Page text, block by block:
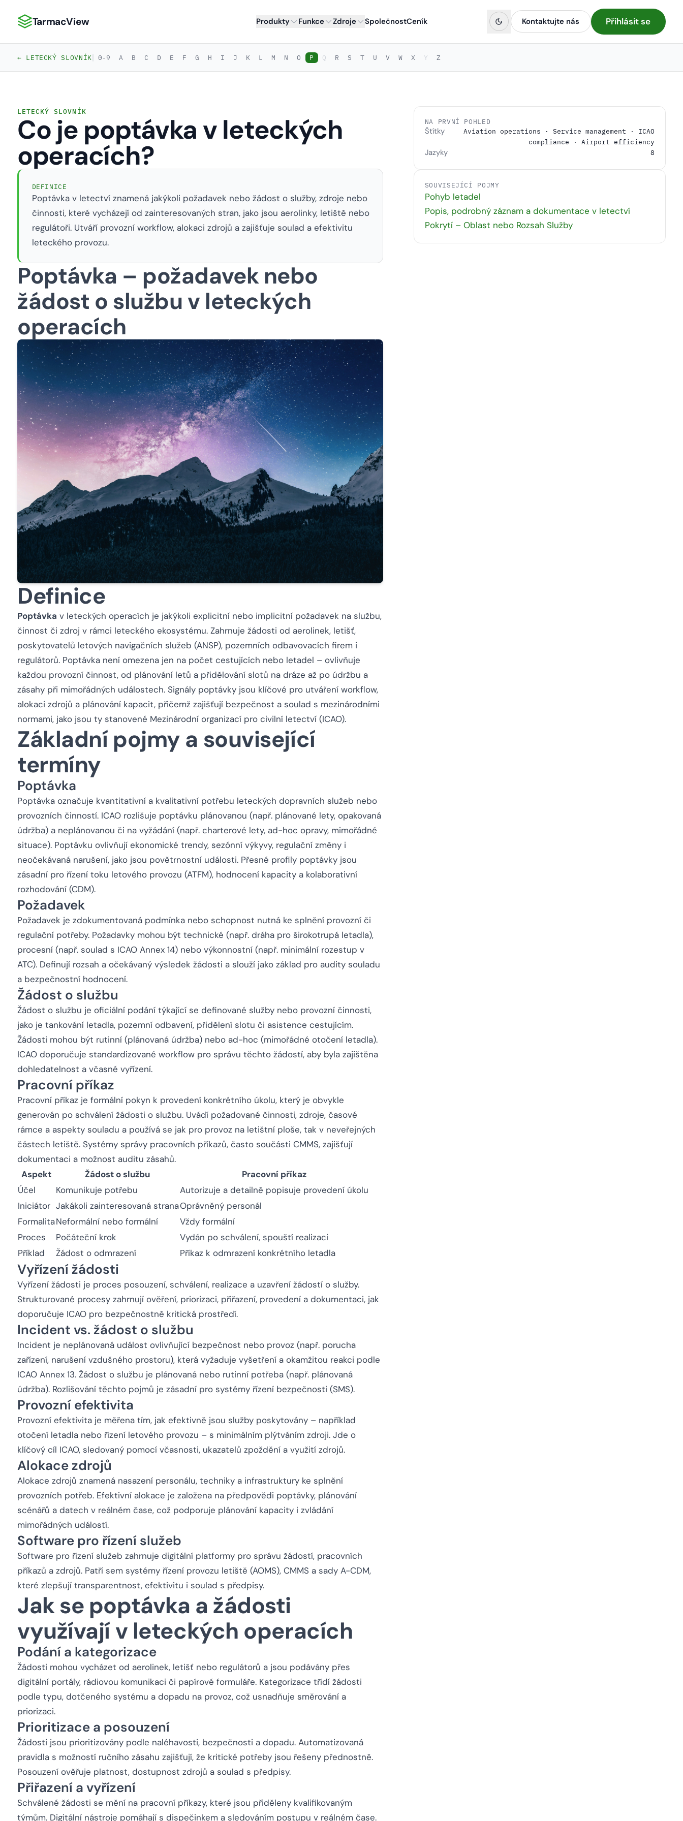
TarmacView: Precizní letecká analytika
TarmacView Produkty Funkce Zdroje SpolečnostCeník Kontaktujte nás Přihlásit se
← LETECKÝ SLOVNÍK| 0-9 A B C D E F G H I J K L M N O P Q R S T U V W X Y Z
LETECKÝ SLOVNÍK
Co je poptávka v leteckých
operacích?
DEFINICE
Poptávka v letectví znamená jakýkoli požadavek nebo žádost o služby, zdroje nebo
činnosti, které vycházejí od zainteresovaných stran, jako jsou aerolinky, letiště nebo
regulátoři. Utváří provozní workflow, alokaci zdrojů a zajišťuje soulad a efektivitu
leteckého provozu.
Poptávka – požadavek nebo
žádost o službu v leteckých
operacích
Definice
Poptávka v leteckých operacích je jakýkoli explicitní nebo implicitní požadavek na službu,
činnost či zdroj v rámci leteckého ekosystému. Zahrnuje žádosti od aerolinek, letišť,
poskytovatelů letových navigačních služeb (ANSP), pozemních odbavovacích firem i
regulátorů. Poptávka není omezena jen na počet cestujících nebo letadel – ovlivňuje
každou provozní činnost, od plánování letů a přidělování slotů na dráze až po údržbu a
zásahy při mimořádných událostech. Signály poptávky jsou klíčové pro utváření workflow,
alokaci zdrojů a plánování kapacit, přičemž zajišťují bezpečnost a soulad s mezinárodními
normami, jako jsou ty stanovené Mezinárodní organizací pro civilní letectví (ICAO).
Základní pojmy a související
termíny
Poptávka
Poptávka označuje kvantitativní a kvalitativní potřebu leteckých dopravních služeb nebo
provozních činností. ICAO rozlišuje poptávku plánovanou (např. plánované lety, opakovaná
údržba) a neplánovanou či na vyžádání (např. charterové lety, ad-hoc opravy, mimořádné
situace). Poptávku ovlivňují ekonomické trendy, sezónní výkyvy, regulační změny i
neočekávaná narušení, jako jsou povětrnostní události. Přesné profily poptávky jsou
zásadní pro řízení toku letového provozu (ATFM), hodnocení kapacity a kolaborativní
rozhodování (CDM).
Požadavek
Požadavek je zdokumentovaná podmínka nebo schopnost nutná ke splnění provozní či
regulační potřeby. Požadavky mohou být technické (např. dráha pro širokotrupá letadla),
procesní (např. soulad s ICAO Annex 14) nebo výkonnostní (např. minimální rozestup v
ATC). Definují rozsah a očekávaný výsledek žádosti a slouží jako základ pro audity souladu
a bezpečnostní hodnocení.
Žádost o službu
Žádost o službu je oficiální podání týkající se definované služby nebo provozní činnosti,
jako je tankování letadla, pozemní odbavení, přidělení slotu či asistence cestujícím.
Žádosti mohou být rutinní (plánovaná údržba) nebo ad-hoc (mimořádné otočení letadla).
ICAO doporučuje standardizované workflow pro správu těchto žádostí, aby byla zajištěna
dohledatelnost a včasné vyřízení.
Pracovní příkaz
Pracovní příkaz je formální pokyn k provedení konkrétního úkolu, který je obvykle
generován po schválení žádosti o službu. Uvádí požadované činnosti, zdroje, časové
rámce a aspekty souladu a používá se jak pro provoz na letištní ploše, tak v neveřejných
částech letiště. Systémy správy pracovních příkazů, často součásti CMMS, zajišťují
dokumentaci a možnost auditu zásahů.
Aspekt
Žádost o službu
Pracovní příkaz
Účel
Komunikuje potřebu
Autorizuje a detailně popisuje provedení úkolu
Iniciátor Jakákoli zainteresovaná stranaOprávněný personál
FormalitaNeformální nebo formální
Vždy formální
Proces
Počáteční krok
Vydán po schválení, spouští realizaci
Příklad
Žádost o odmrazení Příkaz k odmrazení konkrétního letadla
Vyřízení žádosti
Vyřízení žádosti je proces posouzení, schválení, realizace a uzavření žádostí o služby.
Strukturované procesy zahrnují ověření, priorizaci, přiřazení, provedení a dokumentaci, jak
doporučuje ICAO pro bezpečnostně kritická prostředí.
Incident vs. žádost o službu
Incident je neplánovaná událost ovlivňující bezpečnost nebo provoz (např. porucha
zařízení, narušení vzdušného prostoru), která vyžaduje vyšetření a okamžitou reakci podle
ICAO Annex 13. Žádost o službu je plánovaná nebo rutinní potřeba (např. plánovaná
údržba). Rozlišování těchto pojmů je zásadní pro systémy řízení bezpečnosti (SMS).
Provozní efektivita
Provozní efektivita je měřena tím, jak efektivně jsou služby poskytovány – například
otočení letadla nebo řízení letového provozu – s minimálním plýtváním zdroji. Jde o
klíčový cíl ICAO, sledovaný pomocí včasnosti, ukazatelů zpoždění a využití zdrojů.
Alokace zdrojů
Alokace zdrojů znamená nasazení personálu, techniky a infrastruktury ke splnění
provozních potřeb. Efektivní alokace je založena na předpovědi poptávky, plánování
scénářů a datech v reálném čase, což podporuje plánování kapacity i zvládání
mimořádných událostí.
Software pro řízení služeb
Software pro řízení služeb zahrnuje digitální platformy pro správu žádostí, pracovních
příkazů a zdrojů. Patří sem systémy řízení provozu letiště (AOMS), CMMS a sady A-CDM,
které zlepšují transparentnost, efektivitu i soulad s předpisy.
Jak se poptávka a žádosti
využívají v leteckých operacích
Podání a kategorizace
Žádosti mohou vycházet od aerolinek, letišť nebo regulátorů a jsou podávány přes
digitální portály, rádiovou komunikaci či papírové formuláře. Kategorizace třídí žádosti
podle typu, dotčeného systému a dopadu na provoz, což usnadňuje směrování a
priorizaci.
Prioritizace a posouzení
Žádosti jsou prioritizovány podle naléhavosti, bezpečnosti a dopadu. Automatizovaná
pravidla s možností ručního zásahu zajišťují, že kritické potřeby jsou řešeny přednostně.
Posouzení ověřuje platnost, dostupnost zdrojů a soulad s předpisy.
Přiřazení a vyřízení
Schválené žádosti se mění na pracovní příkazy, které jsou přiděleny kvalifikovaným
týmům. Digitální nástroje pomáhají s dispečinkem a sledováním postupu v reálném čase.
NA PRVNÍ POHLED
Štítky
Aviation operations · Service management · ICAO
compliance · Airport efficiency
Jazyky 8
SOUVISEJÍCÍ POJMY
Pohyb letadel
Popis, podrobný záznam a dokumentace v letectví
Pokrytí – Oblast nebo Rozsah Služby